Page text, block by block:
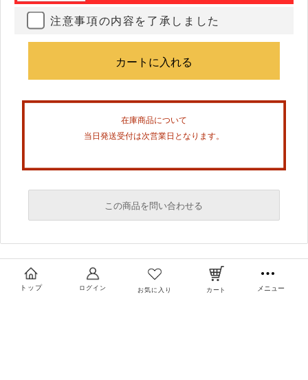
注意事項の内容を了承しました
在庫商品について
当日発送受付は次営業日となります。
この商品を問い合わせる
トップ ログイン お気に入り カート メニュー